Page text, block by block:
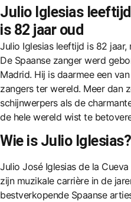
Julio Iglesias
is 82 jaar oud
Julio Iglesias leeftijd is 82
De Spaanse zanger werd
Madrid. Hij is daarmee een
zangers ter wereld. Meer dan
schijnwerpers als de
de hele wereld wist te
Wie is Julio Iglesias?
Julio José Iglesias de la
zijn muzikale carrière in de
bestverkopende Spaanse